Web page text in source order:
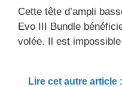
Cette tête d’ampli
Evo III Bundle
volée. Il est
Lire cet autre article :